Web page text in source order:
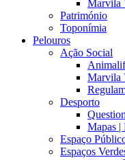
Marvila
Património
Toponímia
Pelouros
Ação Social
Marvila
Desporto
Mapas |
Espaço
Espaços